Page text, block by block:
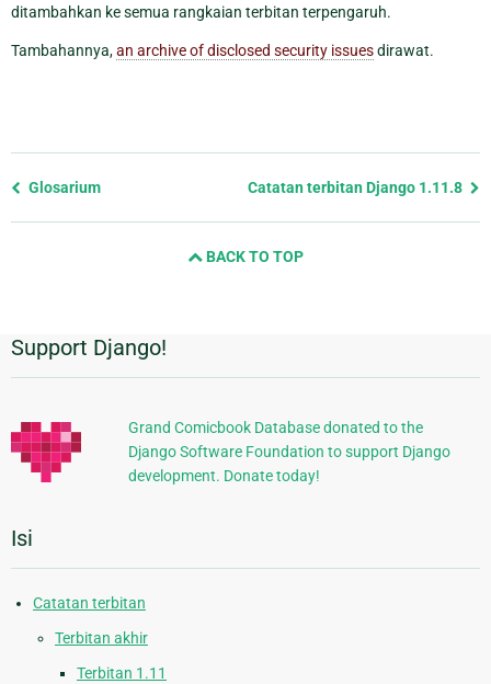
ditambahkan ke semua rangkaian terbitan terpengaruh.
Tambahannya,an archive of disclosed security issuesdirawat.
Previous
Glosarium Catatan terbitan Django 1.11.8
BACK TO TOP
Informasi
Tambahan
Support Django!
Grand Comicbook Database donated to the
Django Software Foundation to support Django
development. Donate today!
Isi
Catatan terbitan
Terbitan akhir
Terbitan 1.11